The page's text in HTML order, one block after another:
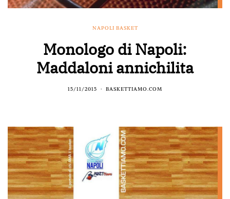
NAPOLI BASKET
Monologo di Napoli:
Maddaloni annichilita
15/11/2015 BASKETTIAMO.COM